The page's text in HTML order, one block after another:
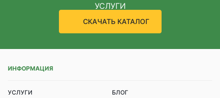
УСЛУГИ
СКАЧАТЬ КАТАЛОГ
ИНФОРМАЦИЯ
УСЛУГИ БЛОГ